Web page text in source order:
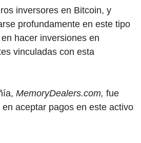
inversores en Bitcoin, y
profundamente en este tipo
hacer inversiones en
vinculadas con esta
MemoryDealers.com, fue
aceptar pagos en este activo